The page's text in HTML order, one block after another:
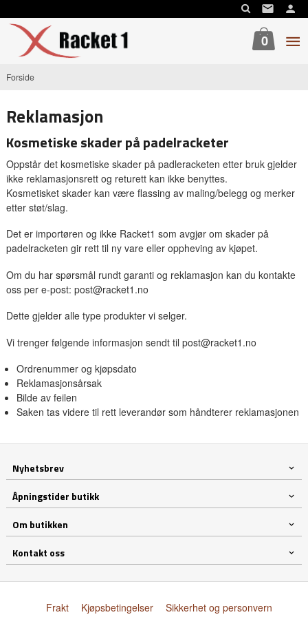
til
innholdet
0
Forside
Reklamasjon
Kosmetiske skader på padelracketer
Oppstår det kosmetiske skader på padleracketen etter bruk gjelder
ikke reklamasjonsrett og returett kan ikke benyttes.
Kosmetisket skader kan være flassing av maling/belegg og merker
etter støt/slag.
Det er importøren og ikke Racket1 som avgjør om skader på
padelracketen gir rett til ny vare eller oppheving av kjøpet.
Om du har spørsmål rundt garanti og reklamasjon kan du kontakte
oss per e-post: post@racket1.no
Dette gjelder alle type produkter vi selger.
Vi trenger følgende informasjon sendt til post@racket1.no
Ordrenummer og kjøpsdato
Reklamasjonsårsak
Bilde av feilen
Saken tas videre til rett leverandør som håndterer reklamasjonen
Nyhetsbrev
Åpningstider butikk
Om butikken
Kontakt oss
Frakt Kjøpsbetingelser Sikkerhet og personvern